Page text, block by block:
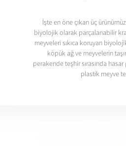
İşte en öne çıkan üç
biyolojik olarak parçalanabilir
meyveleri sıkıca koruyan
köpük ağ ve meyvelerin
perakende teşhir sırasında
plastik meyve